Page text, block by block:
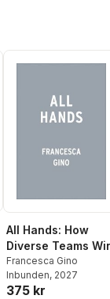
All Hands: How
Diverse Teams
Francesca Gino
Inbunden, 2027
375 kr